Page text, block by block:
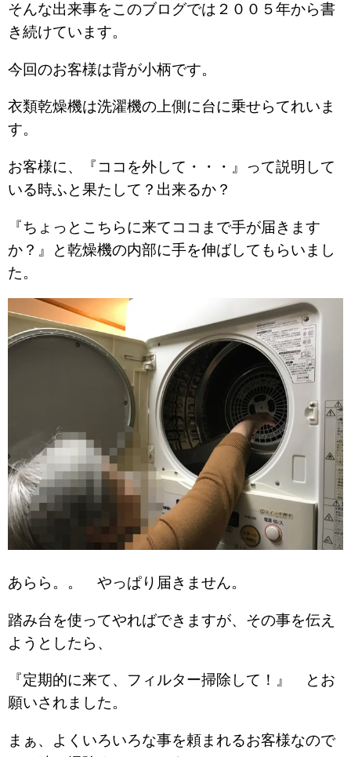
そんな出来事をこのブログでは２００５年から書
き続けています。
今回のお客様は背が小柄です。
衣類乾燥機は洗濯機の上側に台に乗せらてれいま
す。
お客様に、『ココを外して・・・』って説明して
いる時ふと果たして？出来るか？
『ちょっとこちらに来てココまで手が届きます
か？』と乾燥機の内部に手を伸ばしてもらいまし
た。
あらら。。 やっぱり届きません。
踏み台を使ってやればできますが、その事を伝え
ようとしたら、
『定期的に来て、フィルター掃除して！』 とお
願いされました。
まぁ、よくいろいろな事を頼まれるお客様なので